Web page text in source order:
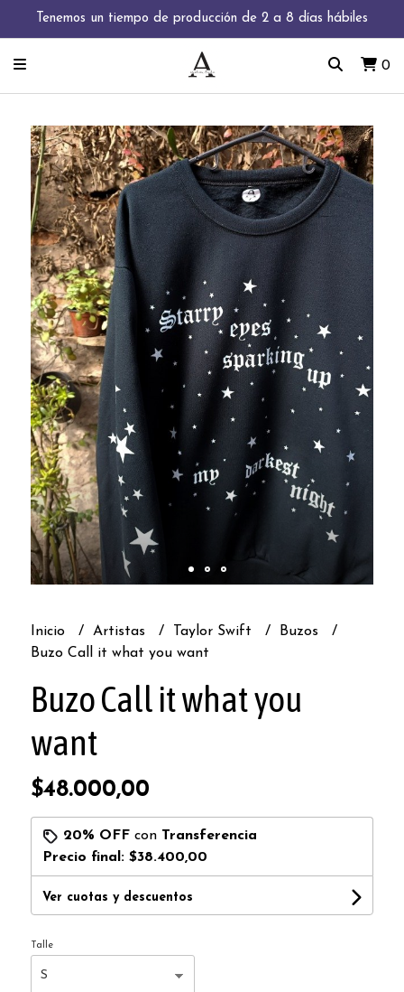
Tenemos un tiempo de producción de 2 a 8 días hábiles
0
Inicio Artistas Taylor Swift
Buzos
Buzo Call it what you want
Buzo Call it what you
want
$48.000,00
20% OFFcon Transferencia
Precio final: $38.400,00
Ver cuotas y descuentos
Talle